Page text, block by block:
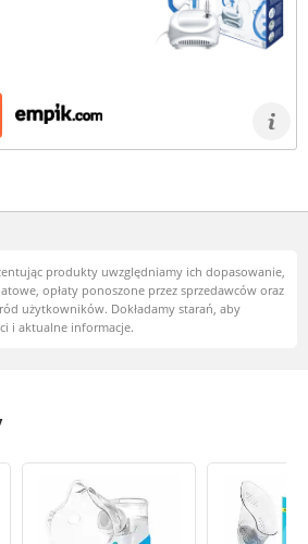
produkty uwzględniamy ich dopasowanie,
opłaty ponoszone przez sprzedawców oraz
użytkowników. Dokładamy starań, aby
i aktualne informacje.